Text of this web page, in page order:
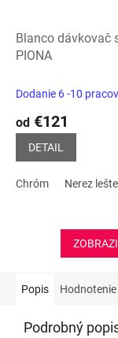
Blanco dávkovač
PIONA
Dodanie 6 -10
od €121
DETAIL
Chróm Nerez
Popis Hodnotenie
Podrobný